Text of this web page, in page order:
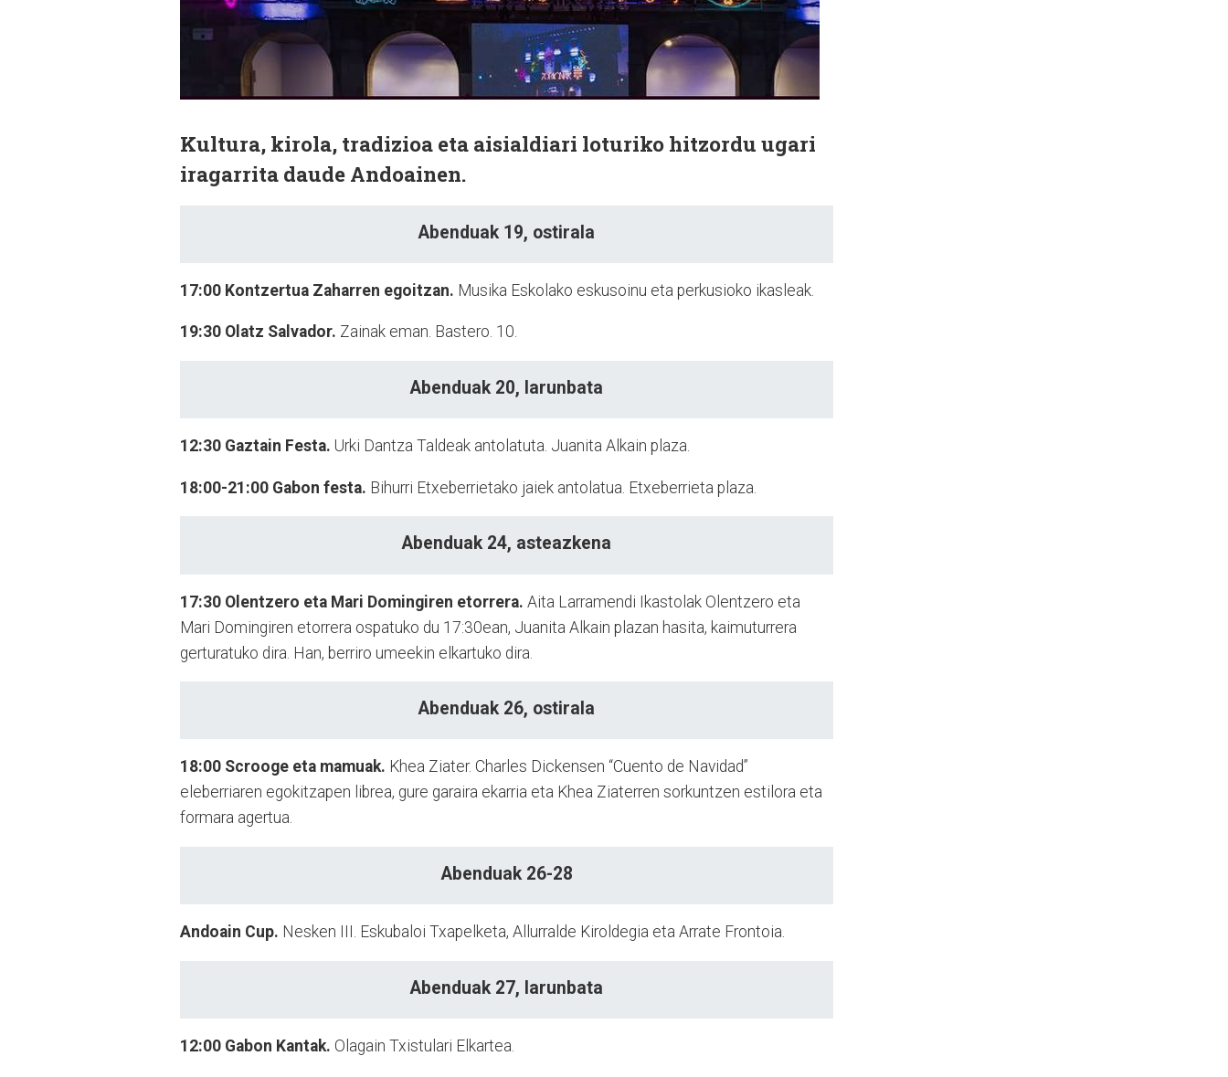
Kultura, kirola, tradizioa eta aisialdiari loturiko hitzordu ugari
iragarrita daude Andoainen.
Abenduak 19, ostirala
17:00 Kontzertua Zaharren egoitzan. Musika Eskolako eskusoinu eta perkusioko ikasleak.
19:30 Olatz Salvador. Zainak eman. Bastero. 10.
Abenduak 20, larunbata
12:30 Gaztain Festa. Urki Dantza Taldeak antolatuta. Juanita Alkain plaza.
18:00-21:00 Gabon festa. Bihurri Etxeberrietako jaiek antolatua. Etxeberrieta plaza.
Abenduak 24, asteazkena
17:30 Olentzero eta Mari Domingiren etorrera. Aita Larramendi Ikastolak Olentzero eta
Mari Domingiren etorrera ospatuko du 17:30ean, Juanita Alkain plazan hasita, kaimuturrera
gerturatuko dira. Han, berriro umeekin elkartuko dira.
Abenduak 26, ostirala
18:00 Scrooge eta mamuak. Khea Ziater. Charles Dickensen “Cuento de Navidad”
eleberriaren egokitzapen librea, gure garaira ekarria eta Khea Ziaterren sorkuntzen estilora eta
formara agertua.
Abenduak 26-28
Andoain Cup. Nesken III. Eskubaloi Txapelketa, Allurralde Kiroldegia eta Arrate Frontoia.
Abenduak 27, larunbata
12:00 Gabon Kantak. Olagain Txistulari Elkartea.